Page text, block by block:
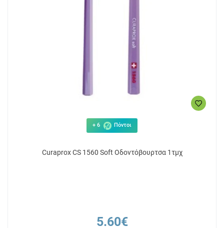
+ 6 Πόντοι
Curaprox CS 1560 Soft Οδοντόβουρτσα 1τμχ
5.60€